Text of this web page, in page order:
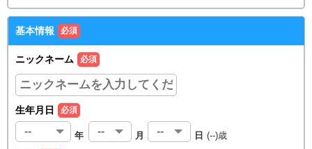
基本情報 必須
ニックネーム 必須
生年月日 必須
年 月 日 (--)歳